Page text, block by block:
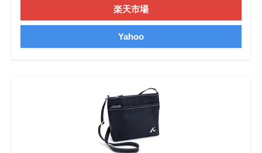
楽天市場
Yahoo